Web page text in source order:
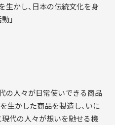
生かし、日本の伝統文化を身
」
の人々が日常使いできる商品
生かした商品を製造し、いに
代の人々が想いを馳せる機